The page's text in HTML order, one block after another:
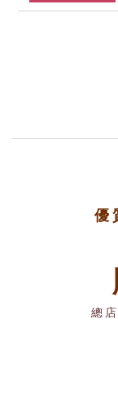
優
總